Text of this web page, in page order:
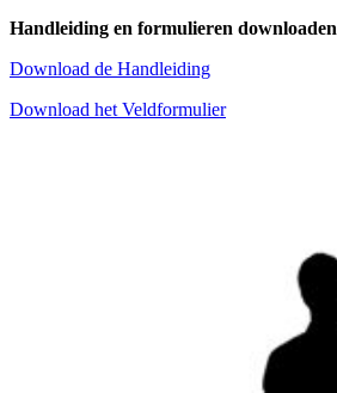
Handleiding en formulieren downloaden
Download de Handleiding
Download het Veldformulier